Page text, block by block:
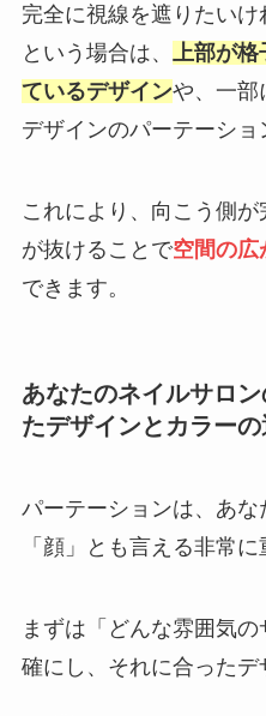
完全に視線を遮りたいけ
という場合は、
上部が
ているデザインや、一部
デザインのパーテーショ
これにより、向こう側
が抜けることで空間の広
できます。
あなたのネイルサロ
たデザインとカラー
パーテーションは、あ
「顔」とも言える非常に
まずは「どんな雰囲気
確にし、それに合ったデ